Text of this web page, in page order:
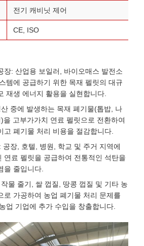
전기 캐비닛 제어
CE, ISO
장: 산업용 보일러, 바이오매스 발전소
템에 공급하기 위한 목재 펠릿의 대규
재생 에너지 활용을 실현합니다.
중에 발생하는 목재 폐기물(톱밥, 나
을 고부가가치 연료 펠릿으로 전환하여
고 폐기물 처리 비용을 절감합니다.
공장, 호텔, 병원, 학교 및 주거 지역에
연료 펠릿을 공급하여 전통적인 석탄을
을 줄입니다.
물 줄기, 쌀 껍질, 땅콩 껍질 및 기타 농
로 가공하여 농업 폐기물 처리 문제를
업 기업에 추가 수입을 창출합니다.